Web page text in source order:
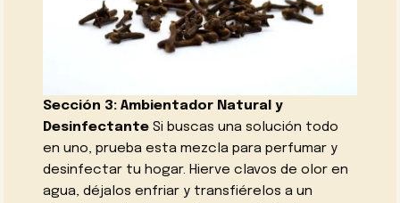
Sección 3: Ambientador Natural y
Desinfectante Si buscas una solución todo
en uno, prueba esta mezcla para perfumar y
desinfectar tu hogar. Hierve clavos de olor en
agua, déjalos enfriar y transfiérelos a un